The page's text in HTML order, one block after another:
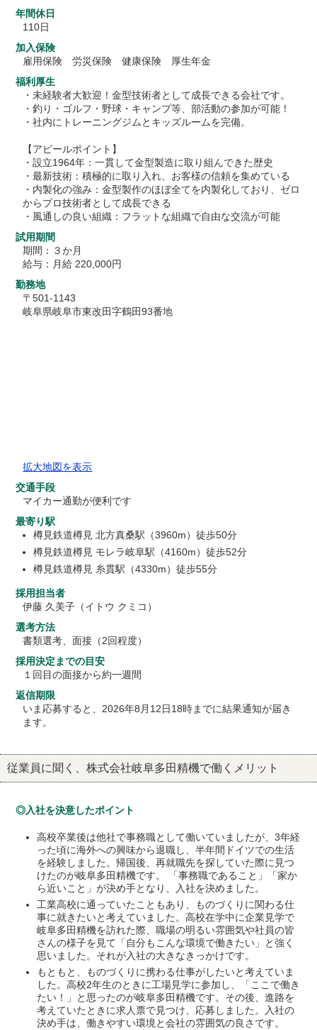
年間休日
110日
加入保険
雇用保険 労災保険 健康保険 厚生年金
福利厚生
・未経験者大歓迎！金型技術者として成長できる会社です。
・釣り・ゴルフ・野球・キャンプ等、部活動の参加が可能！
・社内にトレーニングジムとキッズルームを完備。
【アピールポイント】
・設立1964年：一貫して金型製造に取り組んできた歴史
・最新技術：積極的に取り入れ、お客様の信頼を集めている
・内製化の強み：金型製作のほぼ全てを内製化しており、ゼロ
からプロ技術者として成長できる
・風通しの良い組織：フラットな組織で自由な交流が可能
試用期間
期間：３か月
給与：月給 220,000円
勤務地
〒501-1143
岐阜県岐阜市東改田字鶴田93番地
拡大地図を表示
交通手段
マイカー通勤が便利です
最寄り駅
樽見鉄道樽見 北方真桑駅（3960m）徒歩50分
樽見鉄道樽見 モレラ岐阜駅（4160m）徒歩52分
樽見鉄道樽見 糸貫駅（4330m）徒歩55分
採用担当者
伊藤 久美子（イトウ クミコ）
選考方法
書類選考、面接（2回程度）
採用決定までの目安
１回目の面接から約一週間
返信期限
いま応募すると、2026年8月12日18時までに結果通知が届き
ます。
従業員に聞く、株式会社岐阜多田精機で働くメリット
◎入社を決意したポイント
高校卒業後は他社で事務職として働いていましたが、3年経
った頃に海外への興味から退職し、半年間ドイツでの生活
を経験しました。帰国後、再就職先を探していた際に見つ
けたのが岐阜多田精機です。 「事務職であること」「家か
ら近いこと」が決め手となり、入社を決めました。
工業高校に通っていたこともあり、ものづくりに関わる仕
事に就きたいと考えていました。高校在学中に企業見学で
岐阜多田精機を訪れた際、職場の明るい雰囲気や社員の皆
さんの様子を見て「自分もこんな環境で働きたい」と強く
思いました。それが入社の大きなきっかけです。
もともと、ものづくりに携わる仕事がしたいと考えていま
した。高校2年生のときに工場見学に参加し、「ここで働き
たい！」と思ったのが岐阜多田精機です。その後、進路を
考えていたときに求人票で見つけ、応募しました。入社の
決め手は、働きやすい環境と会社の雰囲気の良さです。